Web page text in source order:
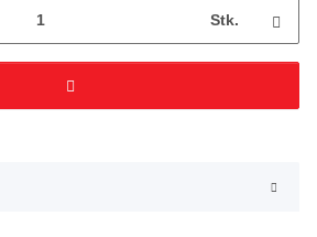
Stk.